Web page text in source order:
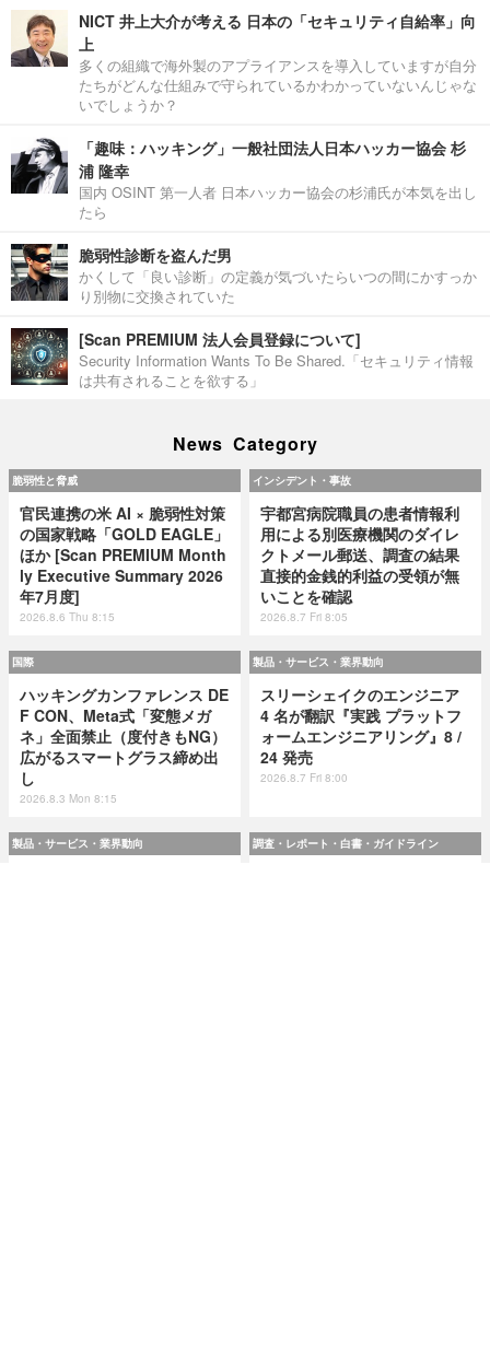
NICT 井上大介が考える 日本の「セキュリティ自給率」向
上
多くの組織で海外製のアプライアンスを導入していますが自分
たちがどんな仕組みで守られているかわかっていないんじゃな
いでしょうか？
「趣味：ハッキング」一般社団法人日本ハッカー協会 杉
浦 隆幸
国内 OSINT 第一人者 日本ハッカー協会の杉浦氏が本気を出し
たら
脆弱性診断を盗んだ男
かくして「良い診断」の定義が気づいたらいつの間にかすっか
り別物に交換されていた
[Scan PREMIUM 法人会員登録について]
Security Information Wants To Be Shared.「セキュリティ情報
は共有されることを欲する」
News Category
脆弱性と脅威
官民連携の米 AI × 脆弱性対策
の国家戦略「GOLD EAGLE」
ほか [Scan PREMIUM Month
ly Executive Summary 2026
年7月度]
2026.8.6 Thu 8:15
インシデント・事故
宇都宮病院職員の患者情報利
用による別医療機関のダイレ
クトメール郵送、調査の結果
直接的金銭的利益の受領が無
いことを確認
2026.8.7 Fri 8:05
国際
ハッキングカンファレンス DE
F CON、Meta式「変態メガ
ネ」全面禁止（度付きもNG）
広がるスマートグラス締め出
し
2026.8.3 Mon 8:15
製品・サービス・業界動向
スリーシェイクのエンジニア
4 名が翻訳『実践 プラットフ
ォームエンジニアリング』8 /
24 発売
2026.8.7 Fri 8:00
製品・サービス・業界動向 調査・レポート・白書・ガイドライン